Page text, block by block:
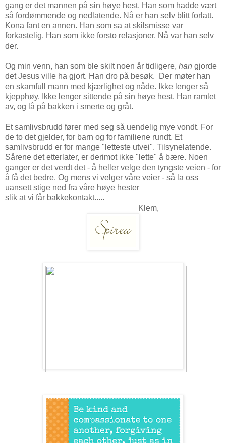
gang er det mannen på sin høye hest. Han som hadde vært
så fordømmende og nedlatende. Nå er han selv blitt forlatt.
Kona fant en annen. Han som sa at skilsmisse var
forkastelig. Han som ikke forsto relasjoner. Nå var han selv
der.
Og min venn, han som ble skilt noen år tidligere, han gjorde
det Jesus ville ha gjort. Han dro på besøk. Der møter han
en skamfull mann med kjærlighet og nåde. Ikke lenger så
kjepphøy. Ikke lenger sittende på sin høye hest. Han ramlet
av, og lå på bakken i smerte og gråt.
Et samlivsbrudd fører med seg så uendelig mye vondt. For
de to det gjelder, for barn og for familiene rundt. Et
samlivsbrudd er for mange "letteste utvei". Tilsynelatende.
Sårene det etterlater, er derimot ikke "lette" å bære. Noen
ganger er det verdt det - å heller velge den tyngste veien - for
å få det bedre. Og mens vi velger våre veier - så la oss
uansett stige ned fra våre høye hester
slik at vi får bakkekontakt.....
Klem,